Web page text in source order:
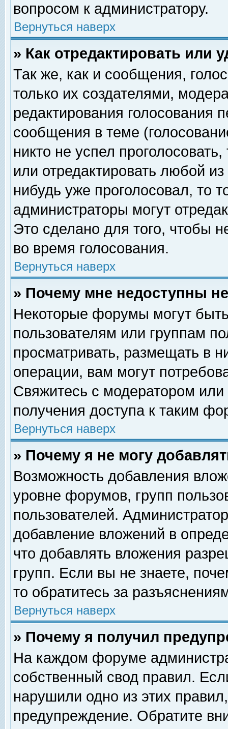
вопросом к администратору.
Вернуться наверх
» Как отредактировать или
Так же, как и сообщения,
только их создателями,
редактирования голосования
сообщения в теме
никто не успел
или отредактировать любой
нибудь уже проголосовал, то
администраторы могут
Это сделано для того, чтобы
во время голосования.
Вернуться наверх
» Почему мне недоступны
Некоторые форумы могут
пользователям или группам
просматривать, размещать в
операции, вам могут
Свяжитесь с модератором
получения доступа к таким
Вернуться наверх
» Почему я не могу
Возможность добавления
уровне форумов, групп
пользователей.
добавление вложений в
что добавлять вложения
групп. Если вы не знаете,
то обратитесь за
Вернуться наверх
» Почему я получил
На каждом форуме
собственный свод правил.
нарушили одно из этих
предупреждение. Обратите